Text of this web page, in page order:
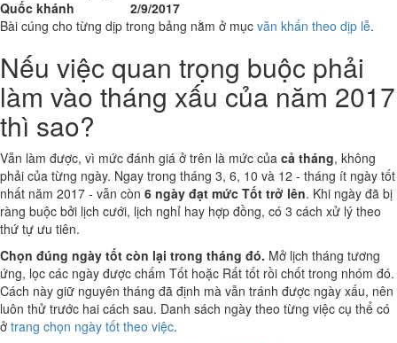
Quốc khánh
2/9/2017
Bài cúng cho từng dịp trong bảng nằm ở mục văn khấn theo dịp lễ.
Nếu việc quan trọng buộc phải
làm vào tháng xấu của năm 2017
thì sao?
Vẫn làm được, vì mức đánh giá ở trên là mức của cả tháng, không
phải của từng ngày. Ngay trong tháng 3, 6, 10 và 12 - tháng ít ngày tốt
nhất năm 2017 - vẫn còn 6 ngày đạt mức Tốt trở lên. Khi ngày đã bị
ràng buộc bởi lịch cưới, lịch nghỉ hay hợp đồng, có 3 cách xử lý theo
thứ tự ưu tiên.
Chọn đúng ngày tốt còn lại trong tháng đó. Mở lịch tháng tương
ứng, lọc các ngày được chấm Tốt hoặc Rất tốt rồi chốt trong nhóm đó.
Cách này giữ nguyên tháng đã định mà vẫn tránh được ngày xấu, nên
luôn thử trước hai cách sau. Danh sách ngày theo từng việc cụ thể có
ở trang chọn ngày tốt theo việc.